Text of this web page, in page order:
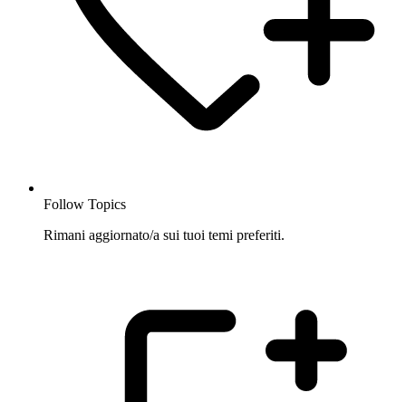
Follow Topics
Rimani aggiornato/a sui tuoi temi preferiti.